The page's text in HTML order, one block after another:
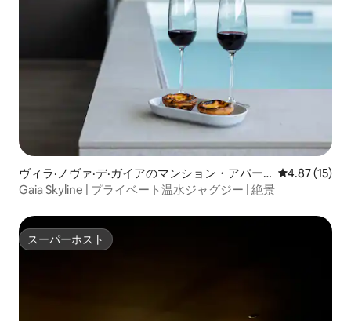
ヴィラ·ノヴァ·デ·ガイアのマンション・アパー
ト
レビュー15
4.87 (15)
Gaia Skyline | プライベート温水ジャグジー | 絶景
スーパーホスト
スーパーホスト